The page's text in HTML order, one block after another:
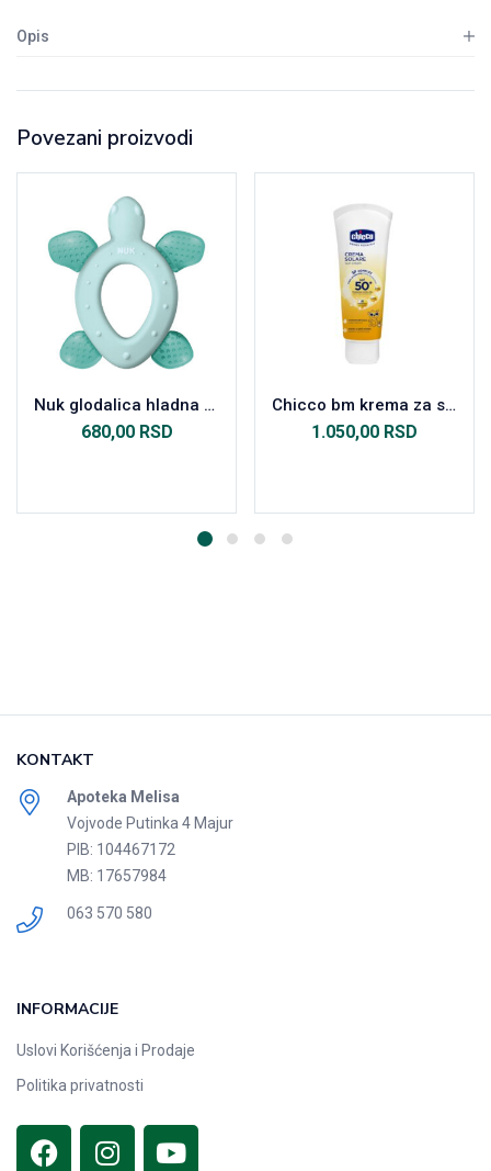
Opis
Povezani proizvodi
Nuk glodalica hladna kornjača
680,00 RSD
Chicco bm krema za sunčanje SPF 50+ 75ml
1.050,00 RSD
KONTAKT
Apoteka Melisa
Vojvode Putinka 4 Majur
PIB: 104467172
MB: 17657984
063 570 580
INFORMACIJE
Uslovi Korišćenja i Prodaje
Politika privatnosti